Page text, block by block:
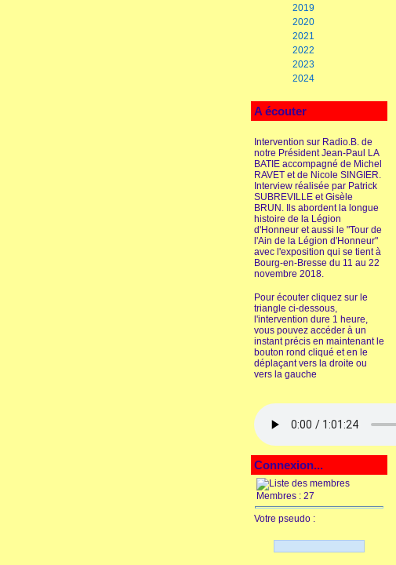
2019
2020
2021
2022
2023
2024
A écouter
Intervention sur Radio.B. de
notre Président Jean-Paul LA
BATIE accompagné de Michel
RAVET et de Nicole SINGIER.
Interview réalisée par Patrick
SUBREVILLE et Gisèle
BRUN. Ils abordent la longue
histoire de la Légion
d'Honneur et aussi le "Tour de
l'Ain de la Légion d'Honneur"
avec l'exposition qui se tient à
Bourg-en-Bresse du 11 au 22
novembre 2018.
Pour écouter cliquez sur le
triangle ci-dessous,
l'intervention dure 1 heure,
vous pouvez accéder à un
instant précis en maintenant le
bouton rond cliqué et en le
déplaçant vers la droite ou
vers la gauche
Connexion...
Membres : 27
Votre pseudo :